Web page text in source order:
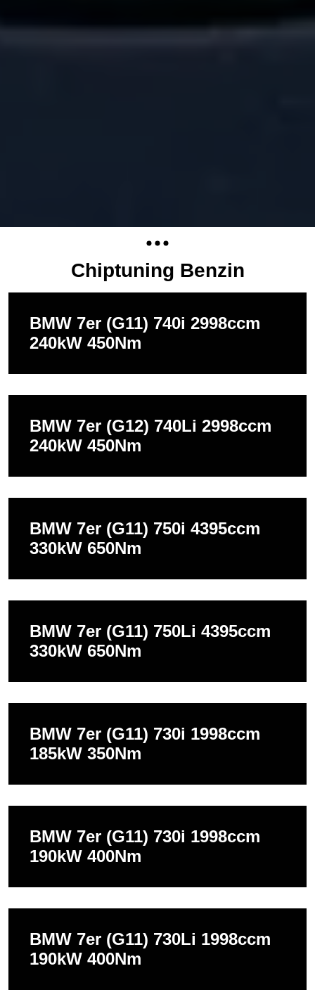
Chiptuning Benzin
BMW 7er (G11) 740i 2998ccm
240kW 450Nm
BMW 7er (G12) 740Li 2998ccm
240kW 450Nm
BMW 7er (G11) 750i 4395ccm
330kW 650Nm
BMW 7er (G11) 750Li 4395ccm
330kW 650Nm
BMW 7er (G11) 730i 1998ccm
185kW 350Nm
BMW 7er (G11) 730i 1998ccm
190kW 400Nm
BMW 7er (G11) 730Li 1998ccm
190kW 400Nm